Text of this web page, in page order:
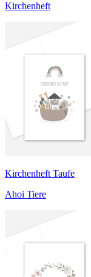
Kirchenheft
Kirchenheft Taufe
Ahoi Tiere